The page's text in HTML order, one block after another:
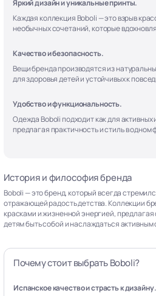
Яркий дизайн и уникальные принты.
Каждая коллекция Boboli — это взрыв
необычных сочетаний, которые
Качество и безопасность.
Вещи бренда производятся из
для здоровья детей и устойчивых к
Удобство и функциональность.
Одежда Boboli подходит как для активных
предлагая практичность и стиль в одном
История и философия бренда
Boboli — это бренд, который всегда
отражающей радость детства. Коллекции
красками и жизненной энергией,
детям быть собой и наслаждаться активным
Почему стоит выбрать Boboli?
Испанское качество и страсть к дизайну.